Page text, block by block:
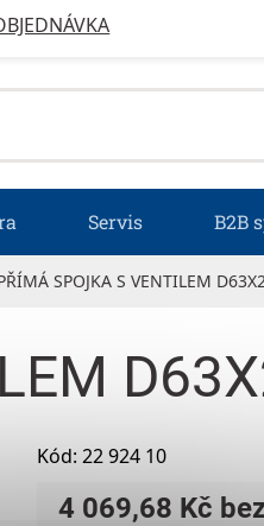
Servis B2B
SPOJKA S VENTILEM
4 069,68 Kč
Kód: 22 924 10